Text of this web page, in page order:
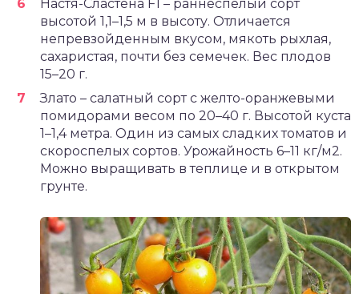
Настя-Сластена F1 – раннеспелый сорт
высотой 1,1–1,5 м в высоту. Отличается
непревзойденным вкусом, мякоть рыхлая,
сахаристая, почти без семечек. Вес плодов
15–20 г.
Злато – салатный сорт с желто-оранжевыми
помидорами весом по 20–40 г. Высотой куста
1–1,4 метра. Один из самых сладких томатов и
скороспелых сортов. Урожайность 6–11 кг/м2.
Можно выращивать в теплице и в открытом
грунте.